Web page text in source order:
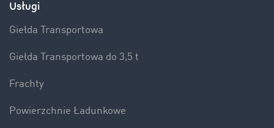
Usługi
Giełda Transportowa
Giełda Transportowa do 3,5 t
Frachty
Powierzchnie Ładunkowe